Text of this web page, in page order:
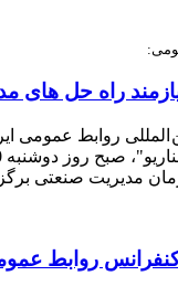
راه حل های
المللی روابط عمومی
مدیریت صنعتی
روابط